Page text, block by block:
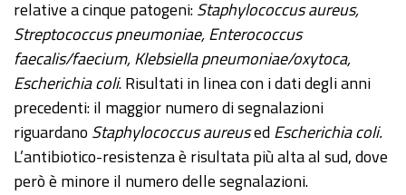
relative a cinque patogeni:Staphylococcus aureus,
Streptococcus pneumoniae, Enterococcus
faecalis/faecium, Klebsiella pneumoniae/oxytoca,
Escherichia coli. Risultati in linea con i dati degli anni
precedenti: il maggior numero di segnalazioni
riguardano Staphylococcus aureusedEscherichia coli.
L’antibiotico-resistenza è risultata più alta al sud, dove
però è minore il numero delle segnalazioni.